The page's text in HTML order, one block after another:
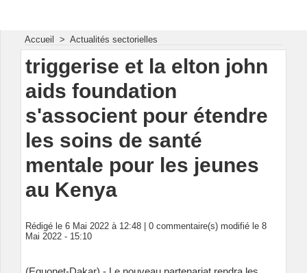
Accueil > Actualités sectorielles
triggerise et la elton john
aids foundation
s'associent pour étendre
les soins de santé
mentale pour les jeunes
au Kenya
Rédigé le 6 Mai 2022 à 12:48 | 0 commentaire(s) modifié le 8
Mai 2022 - 15:10